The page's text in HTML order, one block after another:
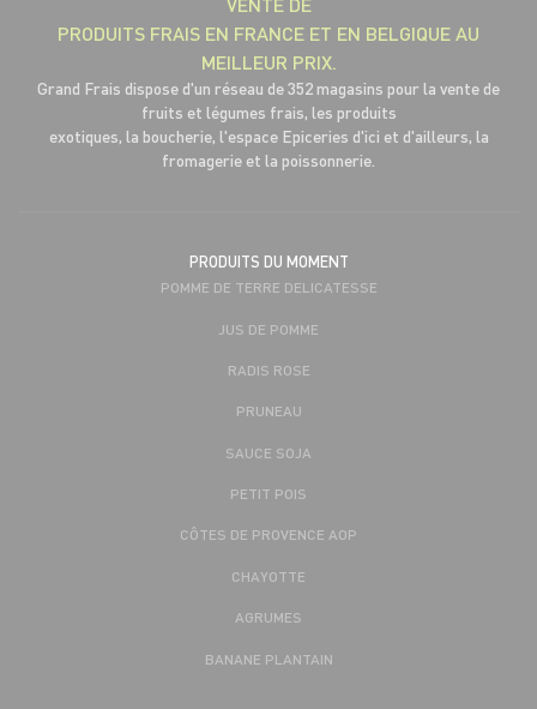
PRODUITS FRAIS EN FRANCE ET EN BELGIQUE AU
MEILLEUR PRIX.
Grand Frais dispose d'un réseau de 352 magasins pour la vente de
fruits et légumes frais, les produits
exotiques, la boucherie, l'espace Epiceries d'ici et d'ailleurs, la
fromagerie et la poissonnerie.
PRODUITS DU MOMENT
POMME DE TERRE DELICATESSE
JUS DE POMME
RADIS ROSE
PRUNEAU
SAUCE SOJA
PETIT POIS
CÔTES DE PROVENCE AOP
CHAYOTTE
AGRUMES
BANANE PLANTAIN